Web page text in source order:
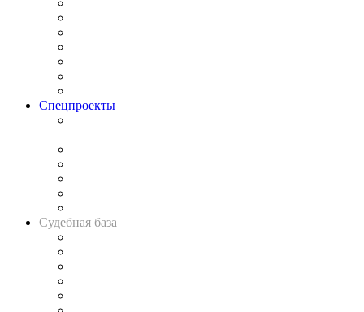
Спецпроекты
Судебная база